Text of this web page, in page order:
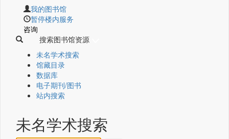
我的图书馆
暂停楼内服务
咨询
搜索图书馆资源
未名学术搜索
馆藏目录
数据库
电子期刊/图书
站内搜索
未名学术搜索